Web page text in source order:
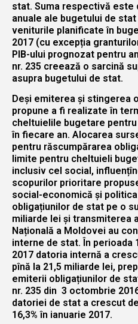
stat. Suma respectivă este
anuale ale bugetului de
veniturile planificate în
2017 (cu excepția
PIB-ului prognozat pentru
nr. 235 creează o sarcină
asupra bugetului de stat.
Deși emiterea și stingerea
propune a fi realizate în
cheltuielile bugetare
în fiecare an. Alocarea
pentru răscumpărarea
limite pentru cheltuieli
inclusiv cel social,
scopurilor prioritare
social-economică și
obligațiunilor de stat pe o
miliarde lei și transmiterea
Națională a Moldovei au
interne de stat. În perioada
2017 datoria internă a
pînă la 21,5 miliarde lei,
emiterii obligațiunilor de
nr. 235 din 3 octombrie
datoriei de stat a crescut
16,3% în ianuarie 2017.